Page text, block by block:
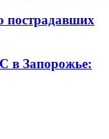
пострадавших
в Запорожье: